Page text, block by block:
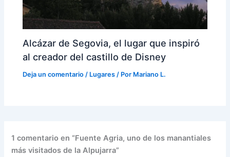
Alcázar de Segovia, el lugar que inspiró
al creador del castillo de Disney
Deja un comentario / Lugares / Por Mariano L.
1 comentario en “Fuente Agria, uno de los manantiales
más visitados de la Alpujarra”